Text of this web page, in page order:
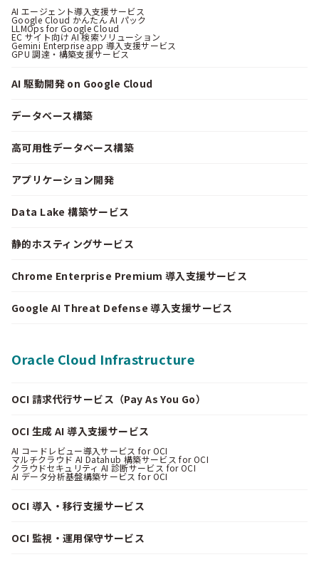
AI エージェント導入支援サービス
Google Cloud かんたん AI パック
LLMOps for Google Cloud
EC サイト向け AI 検索ソリューション
Gemini Enterprise app 導入支援サービス
GPU 調達・構築支援サービス
AI 駆動開発 on Google Cloud
データベース構築
高可用性データベース構築
アプリケーション開発
Data Lake 構築サービス
静的ホスティングサービス
Chrome Enterprise Premium 導入支援サービス
Google AI Threat Defense 導入支援サービス
Oracle Cloud Infrastructure
OCI 請求代行サービス（Pay As You Go）
OCI 生成 AI 導入支援サービス
AI コードレビュー導入サービス for OCI
マルチクラウド AI Datahub 構築サービス for OCI
クラウドセキュリティ AI 診断サービス for OCI
AI データ分析基盤構築サービス for OCI
OCI 導入・移行支援サービス
OCI 監視・運用保守サービス